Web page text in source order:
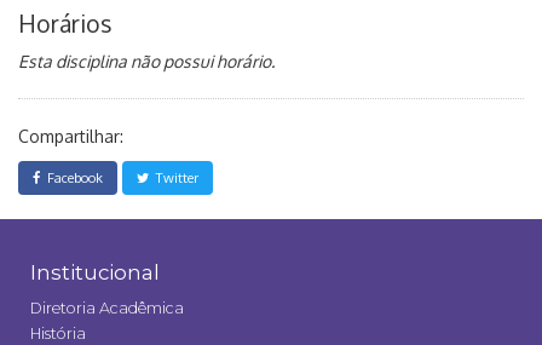
Horários
Esta disciplina não possui horário.
Compartilhar:
Facebook Twitter
Institucional
Diretoria Acadêmica
História